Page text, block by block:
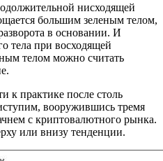
нисходящей
большим зеленым телом,
в основании. И
тела при восходящей
телом можно считать
к практике после столь
вооружившись тремя
с криптовалютного рынка.
или внизу тенденции.